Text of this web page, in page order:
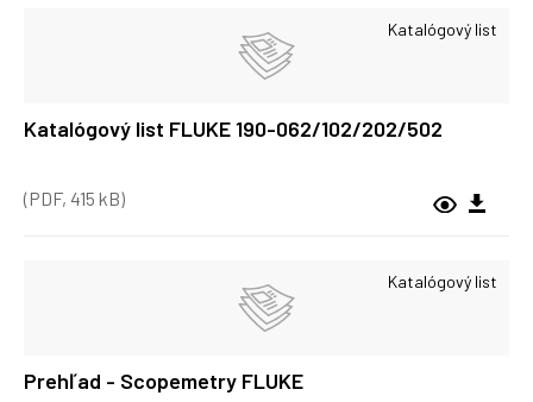
Katalógový list
Katalógový list FLUKE 190-062/102/202/502
(PDF, 415 kB)
Katalógový list
Prehľad - Scopemetry FLUKE